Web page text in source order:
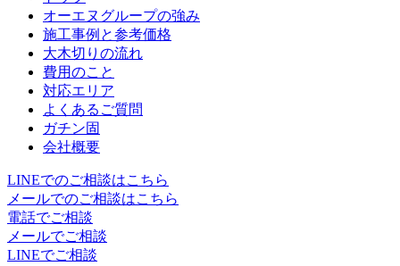
オーエヌグループの強み
施工事例と参考価格
大木切りの流れ
費用のこと
対応エリア
よくあるご質問
ガチン固
会社概要
LINEでのご相談はこちら
メールでのご相談はこちら
電話でご相談
メールでご相談
LINEでご相談